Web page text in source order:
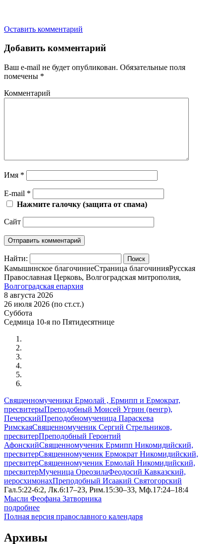
Оставить комментарий
Добавить комментарий
Ваш e-mail не будет опубликован. Обязательные поля
помечены *
Комментарий
Имя *
E-mail *
Нажмите галочку (защита от спама)
Сайт
Найти:
Камышинское благочиниеСтраница благочинияРусская
Православная Церковь, Волгоградская митрополия,
Волгоградская епархия
8 августа 2026
26 июля 2026 (по ст.ст.)
Суббота
Седмица 10-я по Пятидесятнице
Священномученики Ермолай , Ермипп и Ермократ,
пресвитерыПреподобный Моисей Угрин (венгр),
ПечерскийПреподобномученица Параскева
РимскаяСвященномученик Сергий Стрельников,
пресвитерПреподобный Геронтий
АфонскийСвященномученик Ермипп Никомидийский,
пресвитерСвященномученик Ермократ Никомидийский,
пресвитерСвященномученик Ермолай Никомидийский,
пресвитерМученица ОреозилаФеодосий Кавказский,
иеросхимонахПреподобный Исаакий Святогорский
Гал.5:22-6:2, Лк.6:17–23, Рим.15:30–33, Мф.17:24–18:4
Мысли Феофана Затворника
подробнее
Полная версия православного календаря
Архивы